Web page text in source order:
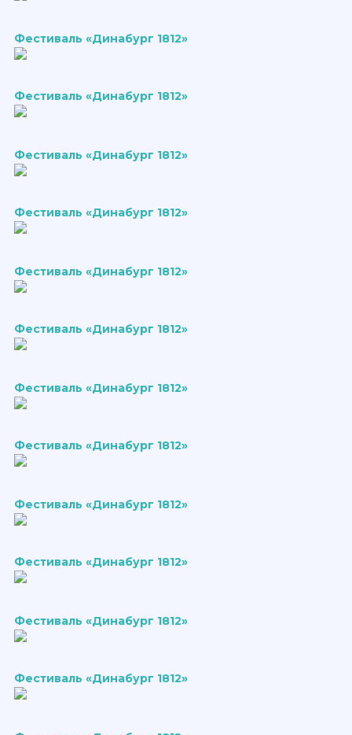
Фестиваль «Динабург 1812»
Фестиваль «Динабург 1812»
Фестиваль «Динабург 1812»
Фестиваль «Динабург 1812»
Фестиваль «Динабург 1812»
Фестиваль «Динабург 1812»
Фестиваль «Динабург 1812»
Фестиваль «Динабург 1812»
Фестиваль «Динабург 1812»
Фестиваль «Динабург 1812»
Фестиваль «Динабург 1812»
Фестиваль «Динабург 1812»